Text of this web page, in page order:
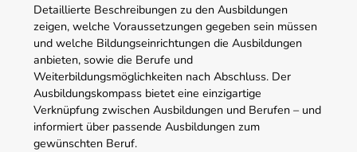
Detaillierte Beschreibungen zu den Ausbildungen
zeigen, welche Voraussetzungen gegeben sein müssen
und welche Bildungseinrichtungen die Ausbildungen
anbieten, sowie die Berufe und
Weiterbildungsmöglichkeiten nach Abschluss. Der
Ausbildungskompass bietet eine einzigartige
Verknüpfung zwischen Ausbildungen und Berufen – und
informiert über passende Ausbildungen zum
gewünschten Beruf.